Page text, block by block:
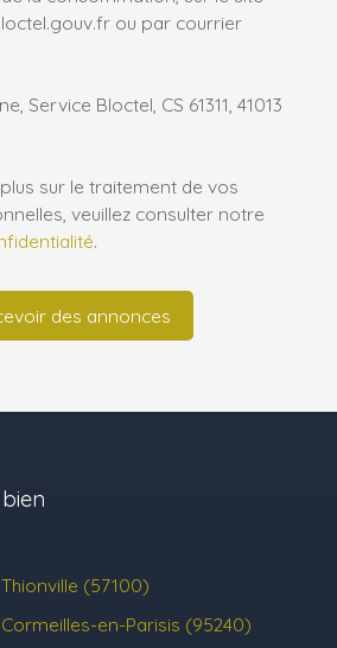
ou par courrier
Service Bloctel, CS 61311, 41013
sur le traitement de vos
veuillez consulter notre
.
des annonces
(57100)
en-Parisis (95240)